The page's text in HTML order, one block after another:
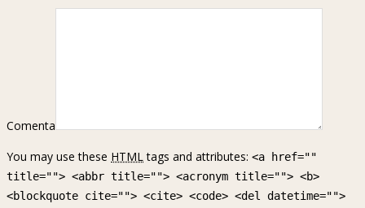
Comenta
You may use these HTMLtags and attributes: <a href=""
title=""> <abbr title=""> <acronym title=""> <b>
<blockquote cite=""> <cite> <code> <del datetime="">